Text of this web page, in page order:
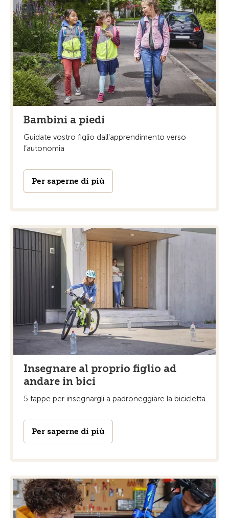
Bambini a piedi
Guidate vostro figlio dall’apprendimento verso
l’autonomia
Per saperne di più
Insegnare al proprio figlio ad
andare in bici
5 tappe per insegnargli a padroneggiare la bicicletta
Per saperne di più